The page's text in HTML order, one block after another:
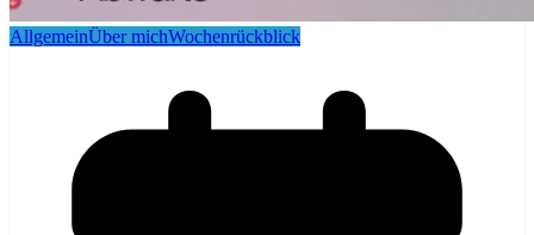
AllgemeinÜber michWochenrückblick